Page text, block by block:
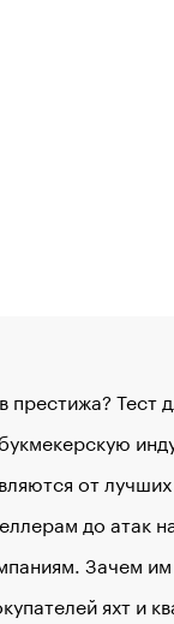
престижа? Тест
от лучших
до атак
Зачем
яхт и